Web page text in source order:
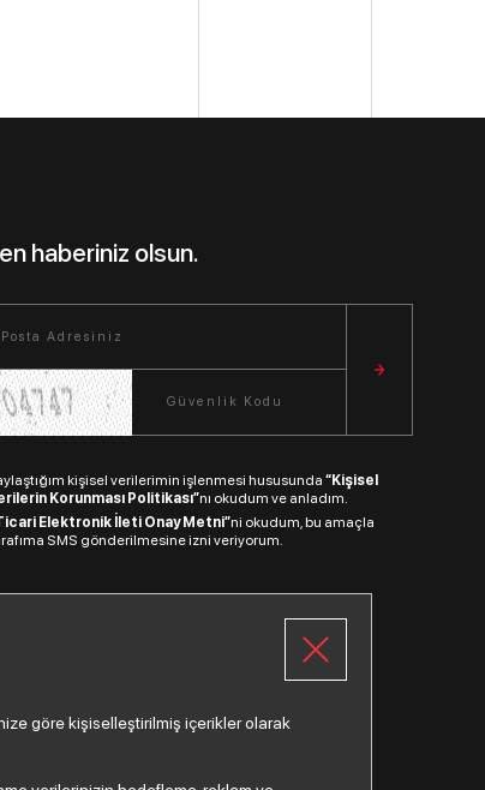
haberiniz olsun.
kişisel verilerimin işlenmesi hususunda “Kişisel
Korunması Politikası”nı okudum ve anladım.
Elektronik İleti Onay Metni”ni okudum, bu amaçla
SMS gönderilmesine izni veriyorum.
göre kişiselleştirilmiş içerikler olarak